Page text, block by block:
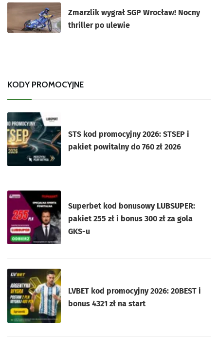
Zmarzlik wygrał SGP Wrocław! Nocny
thriller po ulewie
KODY PROMOCYJNE
STS kod promocyjny 2026: STSEP i
pakiet powitalny do 760 zł 2026
Superbet kod bonusowy LUBSUPER:
pakiet 255 zł i bonus 300 zł za gola
GKS-u
LVBET kod promocyjny 2026: 20BEST i
bonus 4321 zł na start